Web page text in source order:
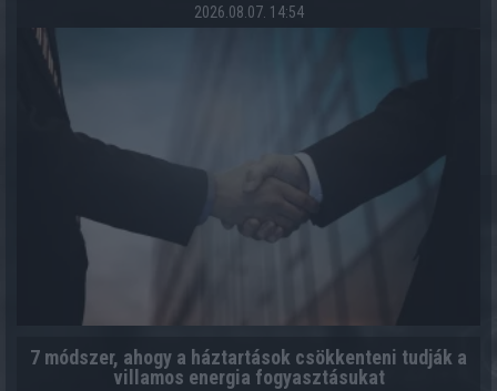
2026.08.07. 14:54
7 módszer, ahogy a háztartások csökkenteni tudják a
villamos energia fogyasztásukat